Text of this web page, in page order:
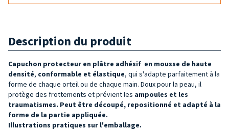
Description du produit
Capuchon protecteur en plâtre adhésif en mousse de haute
densité, conformable et élastique, qui s'adapte parfaitement à la
forme de chaque orteil ou de chaque main. Doux pour la peau, il
protège des frottements et prévient les ampoules et les
traumatismes. Peut être découpé, repositionné et adapté à la
forme de la partie appliquée.
Illustrations pratiques sur l'emballage.